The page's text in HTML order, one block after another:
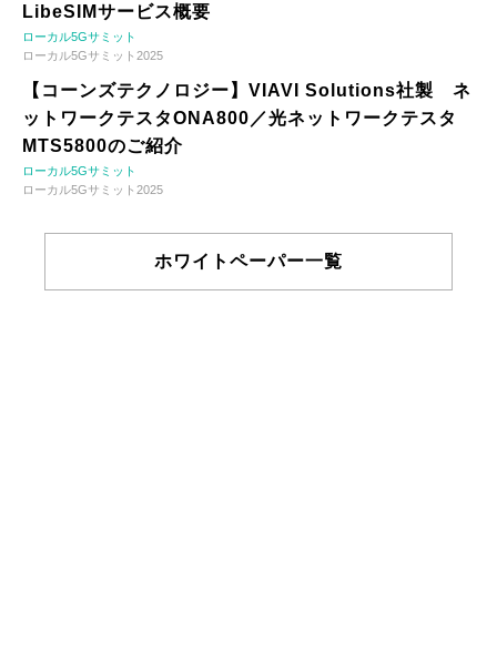
LibeSIMサービス概要
ローカル5Gサミット
ローカル5Gサミット2025
【コーンズテクノロジー】VIAVI Solutions社製 ネ
ットワークテスタONA800／光ネットワークテスタ
MTS5800のご紹介
ローカル5Gサミット
ローカル5Gサミット2025
ホワイトペーパー一覧